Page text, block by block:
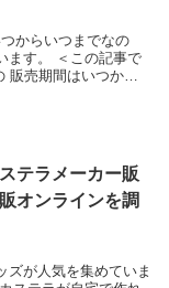
からいつまでなの
記事で
テラメーカー販
オンラインを調
ズが人気を集めていま